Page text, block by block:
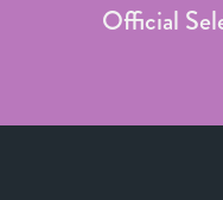
Official